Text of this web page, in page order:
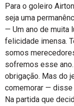
Para o goleiro
seja uma
— Um ano de muita
felicidade imensa.
somos
sofremos esse
obrigação. Mas do
comemorar — disse
Na partida que